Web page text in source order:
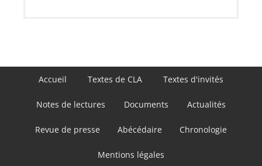
Navigation
Accueil Textes de CLA Textes d'invités
Notes de lectures Documents Actualités
Revue de presse Abécédaire Chronologie
Mentions légales